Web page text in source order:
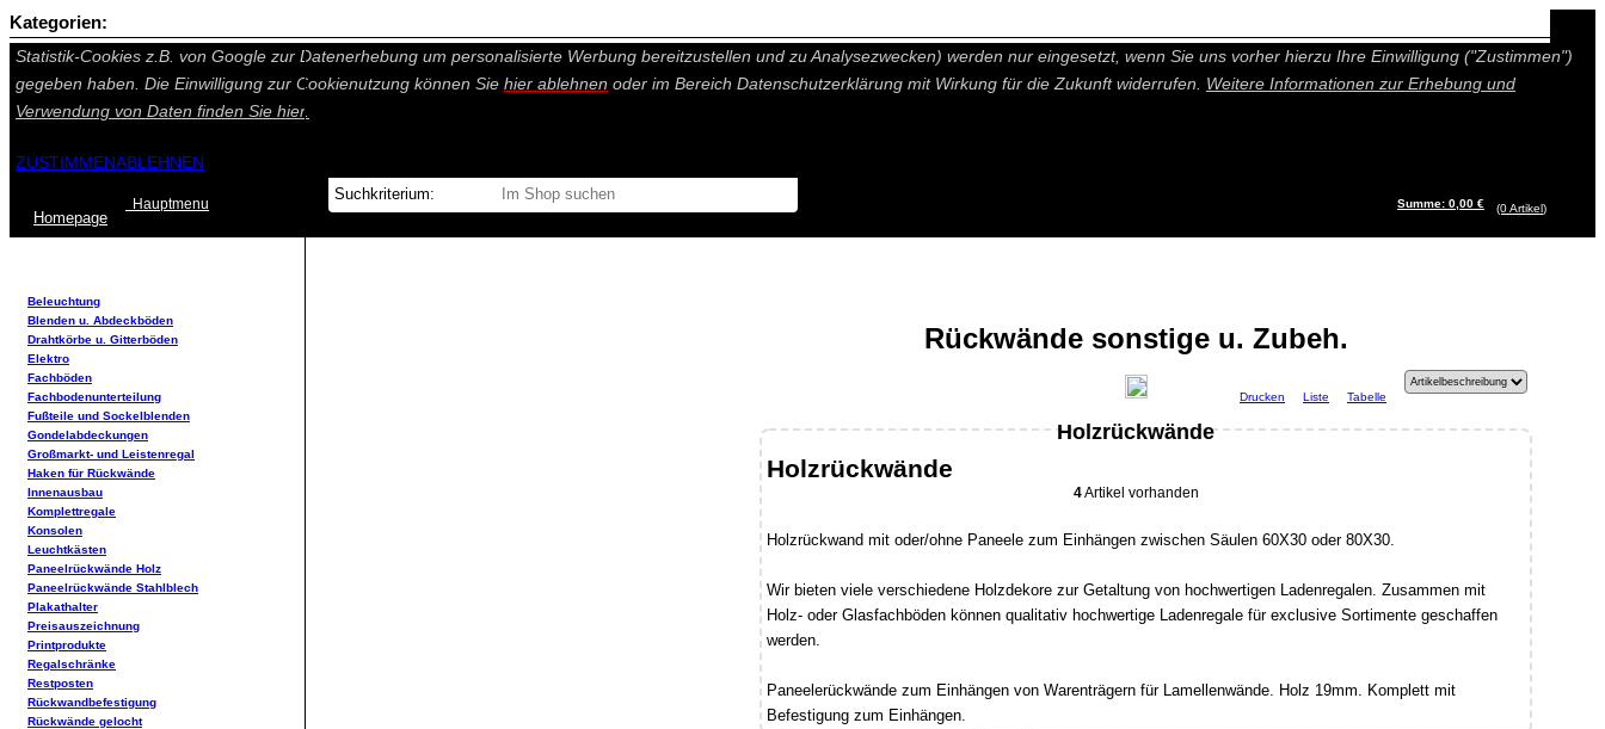
Auf dieser Seite werden technisch notwendige Cookies gesetzt. Technisch nicht notwendige Cookies und Statistik Funktionen, die Ihnen ein besseres und individuelleres Angebot bieten (Marketing- und
Statistik-Cookies z.B. von Google zur Datenerhebung um personalisierte Werbung bereitzustellen und zu Analysezwecken) werden nur eingesetzt, wenn Sie uns vorher hierzu Ihre Einwilligung ("Zustimmen")
gegeben haben. Die Einwilligung zur Cookienutzung können Sie hier ablehnen oder im Bereich Datenschutzerklärung mit Wirkung für die Zukunft widerrufen. Weitere Informationen zur Erhebung und
Verwendung von Daten finden Sie hier.
ZUSTIMMENABLEHNEN
Homepage
Hauptmenu Summe: 0,00 € (0Artikel)
Rückwände sonstige u. Zubeh.
Holzrückwände
4Artikel vorhanden
Drucken Liste Tabelle
Holzrückwände
Holzrückwand mit oder/ohne Paneele zum Einhängen zwischen Säulen 60X30 oder 80X30.
Wir bieten viele verschiedene Holzdekore zur Getaltung von hochwertigen Ladenregalen. Zusammen mit
Holz- oder Glasfachböden können qualitativ hochwertige Ladenregale für exclusive Sortimente geschaffen
werden.
Paneelerückwände zum Einhängen von Warenträgern für Lamellenwände. Holz 19mm. Komplett mit
Befestigung zum Einhängen.
Kategorien:
Beleuchtung
Blenden u. Abdeckböden
Drahtkörbe u. Gitterböden
Elektro
Fachböden
Fachbodenunterteilung
Fußteile und Sockelblenden
Gondelabdeckungen
Großmarkt- und Leistenregal
Haken für Rückwände
Innenausbau
Komplettregale
Konsolen
Leuchtkästen
Paneelrückwände Holz
Paneelrückwände Stahlblech
Plakathalter
Preisauszeichnung
Printprodukte
Regalschränke
Restposten
Rückwandbefestigung
Rückwände gelocht